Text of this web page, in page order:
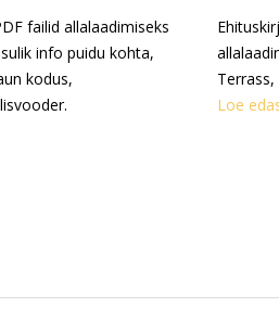
failid allalaadimiseks
info puidu kohta,
kodus,
Loe